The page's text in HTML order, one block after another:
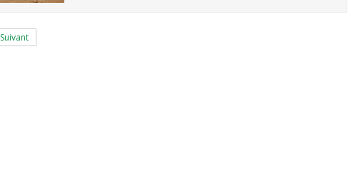
Suivant